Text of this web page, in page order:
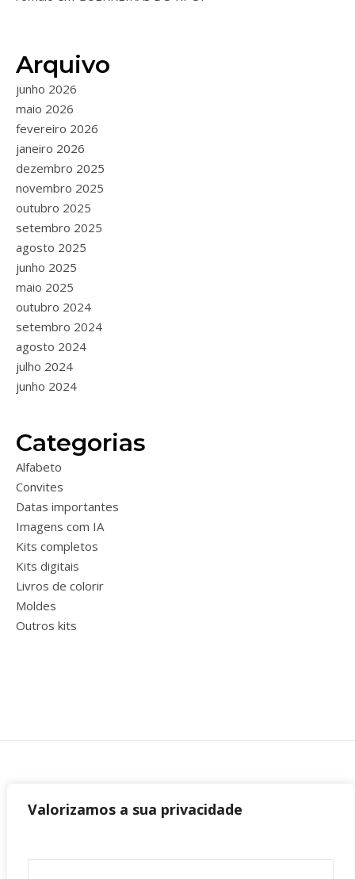
Valorizamos a sua privacidade
Arquivo
junho 2026
maio 2026
fevereiro 2026
janeiro 2026
dezembro 2025
novembro 2025
outubro 2025
setembro 2025
agosto 2025
junho 2025
maio 2025
outubro 2024
setembro 2024
agosto 2024
julho 2024
junho 2024
Categorias
Alfabeto
Convites
Datas importantes
Imagens com IA
Kits completos
Kits digitais
Livros de colorir
Moldes
Outros kits